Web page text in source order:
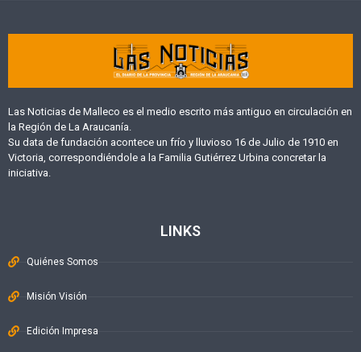
Las Noticias de Malleco es el medio escrito más antiguo en circulación en
la Región de La Araucanía.
Su data de fundación acontece un frío y lluvioso 16 de Julio de 1910 en
Victoria, correspondiéndole a la Familia Gutiérrez Urbina concretar la
iniciativa.
LINKS
Quiénes Somos
Misión Visión
Edición Impresa